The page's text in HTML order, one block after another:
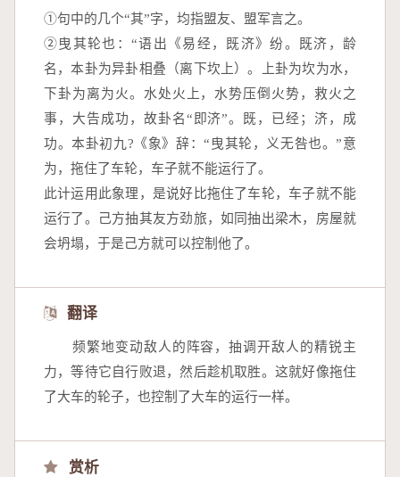
①句中的几个“其”字，均指盟友、盟军言之。
②曳其轮也：“语出《易经，既济》纷。既济，龄
名，本卦为异卦相叠（离下坎上）。上卦为坎为水，
下卦为离为火。水处火上，水势压倒火势，救火之
事，大告成功，故卦名“即济”。既，已经；济，成
功。本卦初九?《象》辞：“曳其轮，义无咎也。”意
为，拖住了车轮，车子就不能运行了。
此计运用此象理，是说好比拖住了车轮，车子就不能
运行了。己方抽其友方劲旅，如同抽出梁木，房屋就
会坍塌，于是己方就可以控制他了。
翻译
频繁地变动敌人的阵容，抽调开敌人的精锐主
力，等待它自行败退，然后趁机取胜。这就好像拖住
了大车的轮子，也控制了大车的运行一样。
赏析